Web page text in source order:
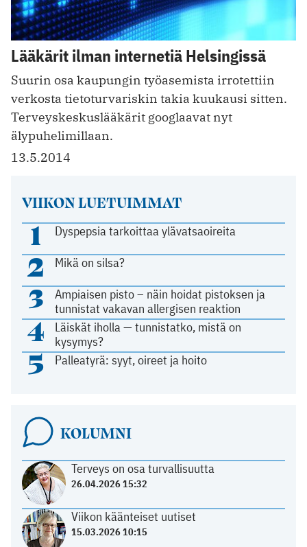
Lääkärit ilman internetiä Helsingissä
Suurin osa kaupungin työasemista irrotettiin
verkosta tietoturvariskin takia kuukausi sitten.
Terveyskeskuslääkärit googlaavat nyt
älypuhelimillaan.
13.5.2014
VIIKON LUETUIMMAT
1 Dyspepsia tarkoittaa ylävatsaoireita
2 Mikä on silsa?
3
Ampiaisen pisto – näin hoidat pistoksen ja
tunnistat vakavan allergisen reaktion
4
Läiskät iholla — tunnistatko, mistä on
kysymys?
5 Palleatyrä: syyt, oireet ja hoito
KOLUMNI
Terveys on osa turvallisuutta
26.04.2026 15:32
Viikon käänteiset uutiset
15.03.2026 10:15